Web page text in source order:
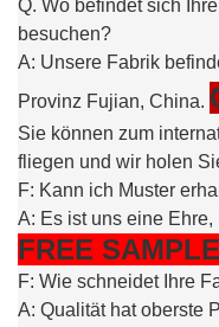
Q. Wo befindet sich
besuchen?
A: Unsere Fabrik
Provinz Fujian, China.
Sie können zum
fliegen und wir holen
F: Kann ich Muster
A: Es ist uns eine
FREE SAMPLE
F: Wie schneidet Ihre
A: Qualität hat oberste